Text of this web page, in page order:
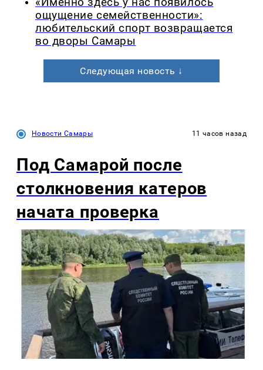
ощущение семейственности»:
любительский спорт возвращается
во дворы Самары
Следующая новость ↓
Новости Самары 11 часов назад
Под Самарой после
столкновения катеров
начата проверка